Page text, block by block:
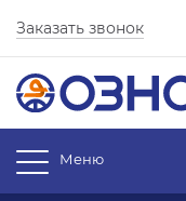
Заказать звонок
Меню